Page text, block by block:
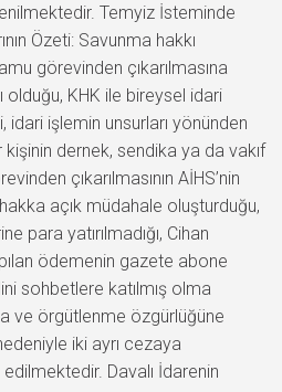
Temyiz İsteminde
Özeti: Savunma hakkı
görevinden çıkarılmasına
olduğu, KHK ile bireysel idari
işlemin unsurları yönünden
kişinin dernek, sendika ya da vakıf
çıkarılmasının AİHS’nin
açık müdahale oluşturduğu,
para yatırılmadığı, Cihan
ödemenin gazete abone
sohbetlere katılmış olma
ve örgütlenme özgürlüğüne
iki ayrı cezaya
Davalı İdarenin